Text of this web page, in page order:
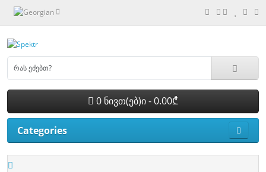
0 ნივთ(ებ)ი - 0.00₾
Categories